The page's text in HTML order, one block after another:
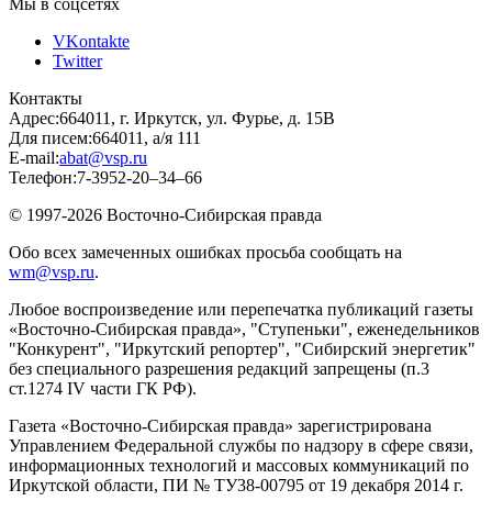
Мы в соцсетях
VKontakte
Twitter
Контакты
Адрес:664011, г. Иркутск, ул. Фурье, д. 15В
Для писем:664011, а/я 111
E-mail:abat@vsp.ru
Телефон:7-3952-20–34–66
© 1997-2026 Восточно-Сибирская правда
Обо всех замеченных ошибках просьба сообщать на
wm@vsp.ru.
Любое воспроизведение или перепечатка публикаций газеты
«Восточно-Сибирская правда», "Ступеньки", еженедельников
"Конкурент", "Иркутский репортер", "Сибирский энергетик"
без специального разрешения редакций запрещены (п.3
ст.1274 IV части ГК РФ).
Газета «Восточно-Сибирская правда» зарегистрирована
Управлением Федеральной службы по надзору в сфере связи,
информационных технологий и массовых коммуникаций по
Иркутской области, ПИ № ТУ38-00795 от 19 декабря 2014 г.